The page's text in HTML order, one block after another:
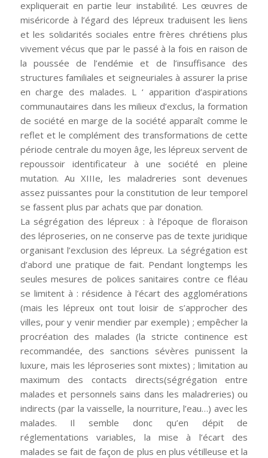
expliquerait en partie leur instabilité. Les œuvres de
miséricorde à l’égard des lépreux traduisent les liens
et les solidarités sociales entre frères chrétiens plus
vivement vécus que par le passé à la fois en raison de
la poussée de l’endémie et de l’insuffisance des
structures familiales et seigneuriales à assurer la prise
en charge des malades. L ‘ apparition d’aspirations
communautaires dans les milieux d’exclus, la formation
de société en marge de la société apparaît comme le
reflet et le complément des transformations de cette
période centrale du moyen âge, les lépreux servent de
repoussoir identificateur à une société en pleine
mutation. Au XIIIe, les maladreries sont devenues
assez puissantes pour la constitution de leur temporel
se fassent plus par achats que par donation.
La ségrégation des lépreux : à l’époque de floraison
des léproseries, on ne conserve pas de texte juridique
organisant l’exclusion des lépreux. La ségrégation est
d’abord une pratique de fait. Pendant longtemps les
seules mesures de polices sanitaires contre ce fléau
se limitent à : résidence à l’écart des agglomérations
(mais les lépreux ont tout loisir de s’approcher des
villes, pour y venir mendier par exemple) ; empêcher la
procréation des malades (la stricte continence est
recommandée, des sanctions sévères punissent la
luxure, mais les léproseries sont mixtes) ; limitation au
maximum des contacts directs(ségrégation entre
malades et personnels sains dans les maladreries) ou
indirects (par la vaisselle, la nourriture, l’eau…) avec les
malades. Il semble donc qu’en dépit de
réglementations variables, la mise à l’écart des
malades se fait de façon de plus en plus vétilleuse et la